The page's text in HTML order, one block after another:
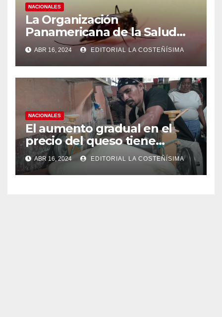
NACIONALES
La Organización
Panamericana de la Salud
(OPS), recomienda reforzar
medidas ante el aumento de
casos de dengue
ABR 16, 2024 EDITORIAL LA COSTEÑÍSIMA
NACIONALES
El aumento gradual en el
precio del queso tiene
efectos a las Panaderias
ABR 16, 2024 EDITORIAL LA COSTEÑÍSIMA